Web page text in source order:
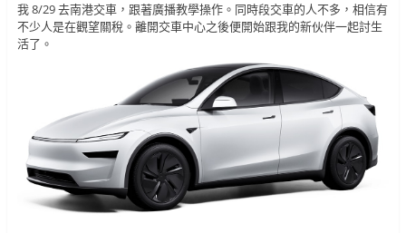
我 8/29 去南港交車，跟著廣播教學操作。同時段交車的人不多，相信有
不少人是在觀望關稅。離開交車中心之後便開始跟我的新伙伴一起討生
活了。